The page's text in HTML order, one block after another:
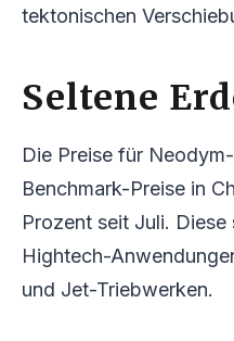
tektonischen
Seltene
Die Preise für
Benchmark-Preise in
Prozent seit Juli.
Hightech-
und Jet-Triebwerken.